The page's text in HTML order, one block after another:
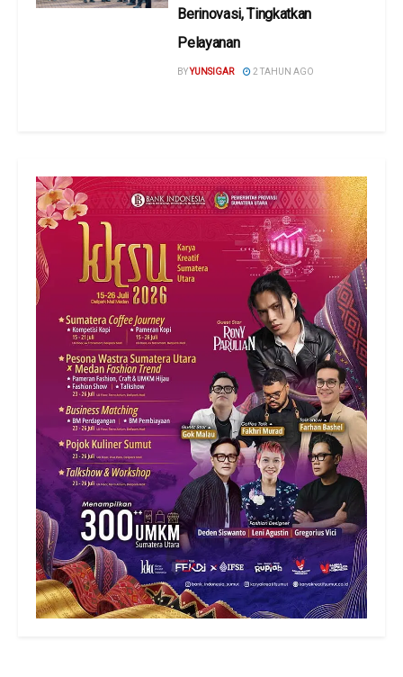
Berinovasi, Tingkatkan
Pelayanan
BYYUNSIGAR 2 TAHUN AGO